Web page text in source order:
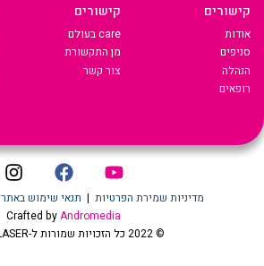
קישורים
אודות
סניפים
הנהלה
רופאים
קישורים
care בעולם
מן התקשורת
צור קשר
© 2022 כל הזכויות שמורות ל-CARE LASER
Crafted byAndromedia
מדיניות שמירת הפרטיות | תנאי שימוש באתר